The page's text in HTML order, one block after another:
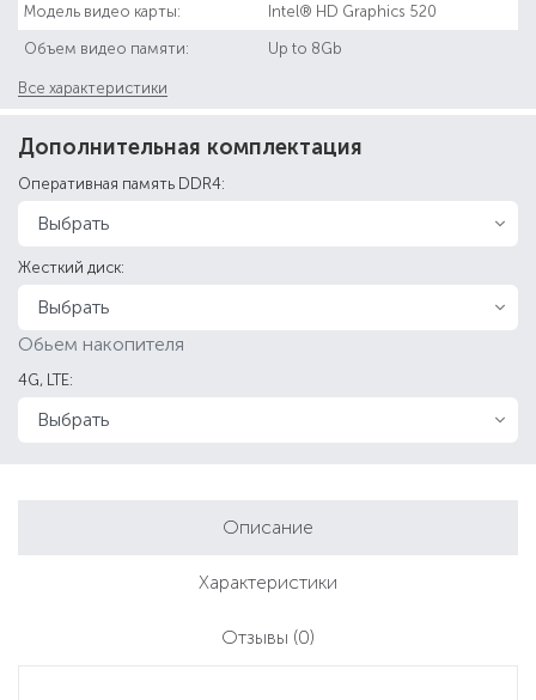
Модель видео карты: Intel® HD Graphics 520
Объем видео памяти: Up to 8Gb
Все характеристики
Дополнительная комплектация
Оперативная память DDR4:
Жесткий диск:
Обьем накопителя
4G, LTE:
Описание
Характеристики
Отзывы (0)